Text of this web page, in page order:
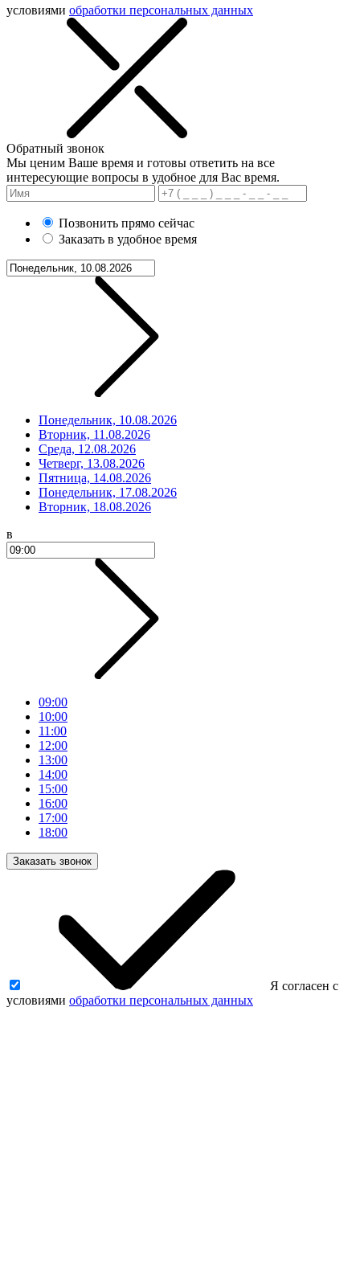
условиями обработки персональных данных
Обратный звонок
Мы ценим Ваше время и готовы ответить на все
интересующие вопросы в удобное для Вас время.
Позвонить прямо сейчас
Заказать в удобное время
Понедельник, 10.08.2026
Вторник, 11.08.2026
Среда, 12.08.2026
Четверг, 13.08.2026
Пятница, 14.08.2026
Понедельник, 17.08.2026
Вторник, 18.08.2026
в
09:00
10:00
11:00
12:00
13:00
14:00
15:00
16:00
17:00
18:00
Заказать звонок
Я согласен с
условиями обработки персональных данных